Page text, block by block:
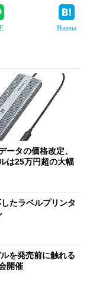
Hatena
ータの価格改定、
は25万円超の大幅
たラベルプリンタ
を発売前に触れる
開催